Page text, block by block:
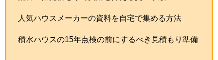
人気ハウスメーカーの資料を自宅で集める方法
積水ハウスの15年点検の前にするべき見積もり準備